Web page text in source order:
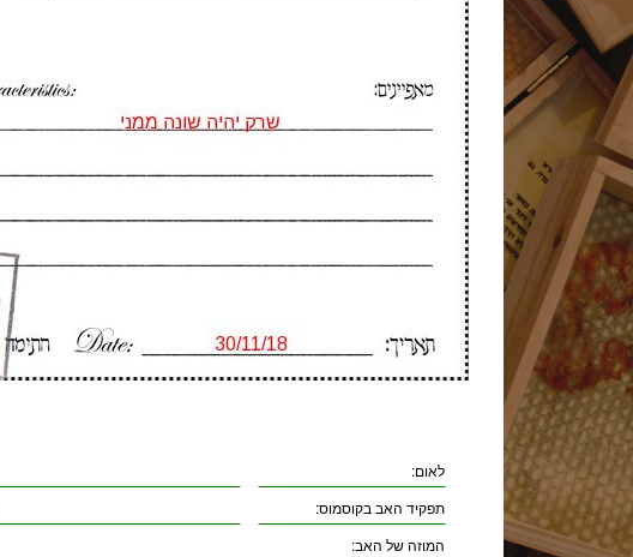
לאום:
תפקיד האב בקוסמוס:
המוזה של האב: